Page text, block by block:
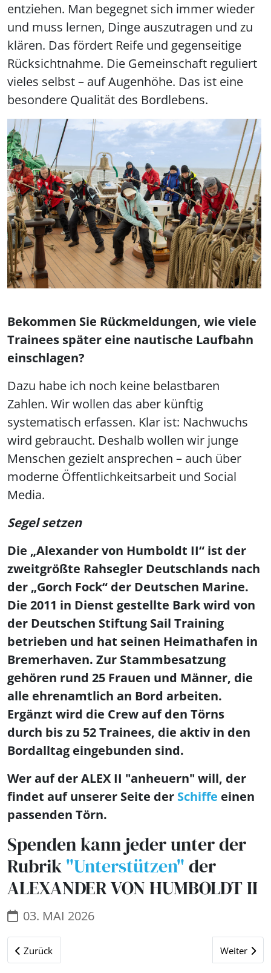
entziehen. Man begegnet sich immer wieder
und muss lernen, Dinge auszutragen und zu
klären. Das fördert Reife und gegenseitige
Rücksichtnahme. Die Gemeinschaft reguliert
vieles selbst – auf Augenhöhe. Das ist eine
besondere Qualität des Bordlebens.
Bekommen Sie Rückmeldungen, wie viele
Trainees später eine nautische Laufbahn
einschlagen?
Dazu habe ich noch keine belastbaren
Zahlen. Wir wollen das aber künftig
systematisch erfassen. Klar ist: Nachwuchs
wird gebraucht. Deshalb wollen wir junge
Menschen gezielt ansprechen – auch über
moderne Öffentlichkeitsarbeit und Social
Media.
Segel setzen
Die „Alexander von Humboldt II“ ist der
zweitgrößte Rahsegler Deutschlands nach
der „Gorch Fock“ der Deutschen Marine.
Die 2011 in Dienst gestellte Bark wird von
der Deutschen Stiftung Sail Training
betrieben und hat seinen Heimathafen in
Bremerhaven. Zur Stammbesatzung
gehören rund 25 Frauen und Männer, die
alle ehrenamtlich an Bord arbeiten.
Ergänzt wird die Crew auf den Törns
durch bis zu 52 Trainees, die aktiv in den
Bordalltag eingebunden sind.
Wer auf der ALEX II "anheuern" will, der
findet auf unserer Seite der Schiffe einen
passenden Törn.
Spenden kann jeder unter der
Rubrik"Unterstützen"der
ALEXANDER VON HUMBOLDT II
03. MAI 2026
Vorheriger Beitrag: Neues von der GORCH FOCK der
Zurück Nächster
Weiter